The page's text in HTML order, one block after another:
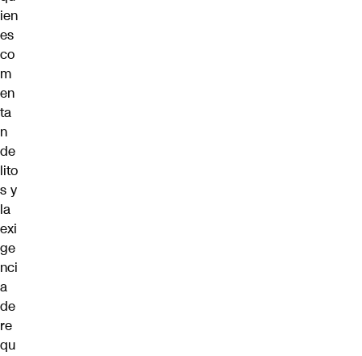
ien
es
co
m
en
ta
n
de
lito
s y
la
exi
ge
nci
a
de
re
qu